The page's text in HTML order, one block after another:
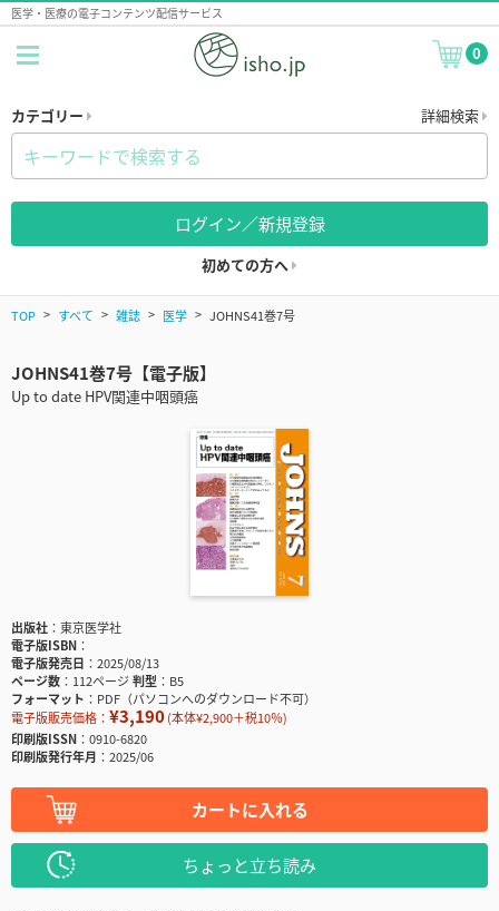
医学・医療の電子コンテンツ配信サービス
0
カテゴリー 詳細検索
ログイン／新規登録
初めての方へ
TOP すべて 雑誌 医学 JOHNS41巻7号
JOHNS41巻7号【電子版】
Up to date HPV関連中咽頭癌
出版社
東京医学社
電子版ISBN
電子版発売日
2025/08/13
ページ数
112ページ判型
B5
フォーマット
PDF（パソコンへのダウンロード不可）
電子版販売価格： ¥3,190(本体¥2,900＋税10％)
印刷版ISSN
0910-6820
印刷版発行年月
2025/06
カートに入れる
ちょっと立ち読み